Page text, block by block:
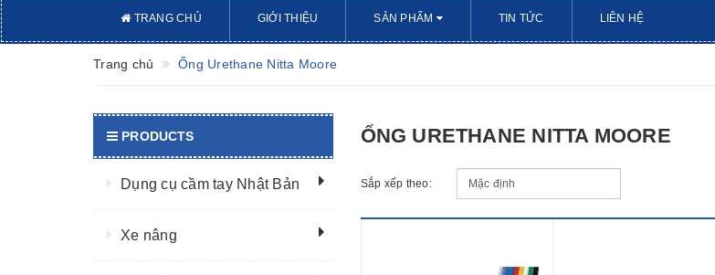
TRANG CHỦ GIỚI THIỆU SẢN PHẨM TIN TỨC LIÊN HỆ
Trang chủ Ống Urethane Nitta Moore
ỐNG URETHANE NITTA MOORE
Sắp xếp theo:
PRODUCTS
Dụng cụ cầm tay Nhật Bản
Xe nâng